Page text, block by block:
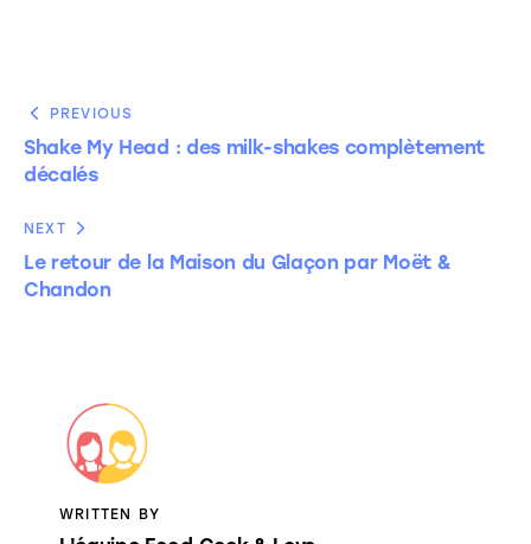
PREVIOUS
Shake My Head : des milk-shakes complètement
décalés
NEXT
Le retour de la Maison du Glaçon par Moët &
Chandon
WRITTEN BY